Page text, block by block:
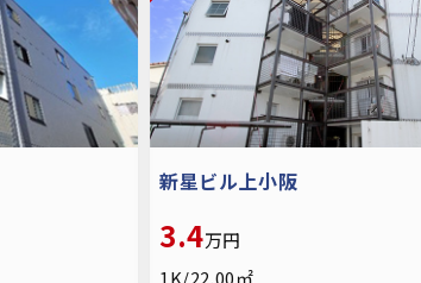
新星ビル上小阪
3.4万円
1K/22.00㎡